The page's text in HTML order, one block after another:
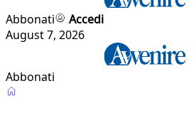
Abbonati
Accedi
August 7, 2026
Abbonati